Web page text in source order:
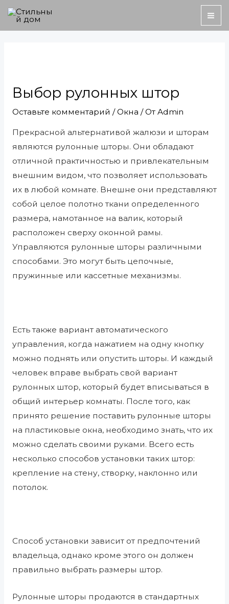
Перейти
Выбор рулонных штор
Оставьте комментарий /Окна / От Admin
Прекрасной альтернативой жалюзи и шторам
являются рулонные шторы. Они обладают
отличной практичностью и привлекательным
внешним видом, что позволяет использовать
их в любой комнате. Внешне они представляют
собой целое полотно ткани определенного
размера, намотанное на валик, который
расположен сверху оконной рамы.
Управляются рулонные шторы различными
способами. Это могут быть цепочные,
пружинные или кассетные механизмы.
Есть также вариант автоматического
управления, когда нажатием на одну кнопку
можно поднять или опустить шторы. И каждый
человек вправе выбрать свой вариант
рулонных штор, который будет вписываться в
общий интерьер комнаты. После того, как
принято решение поставить рулонные шторы
на пластиковые окна, необходимо знать, что их
можно сделать своими руками. Всего есть
несколько способов установки таких штор:
крепление на стену, створку, наклонно или
потолок.
Способ установки зависит от предпочтений
владельца, однако кроме этого он должен
правильно выбрать размеры штор.
Рулонные шторы продаются в стандартных